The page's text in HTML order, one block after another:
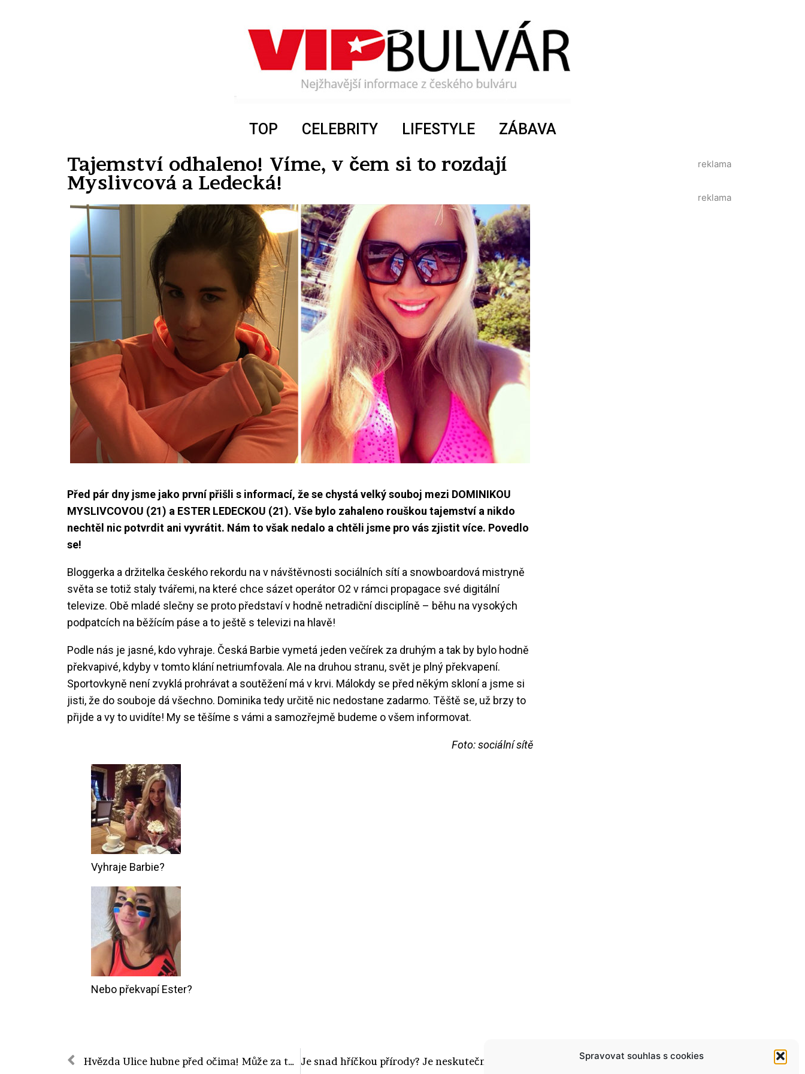
Spravovat souhlas s cookies
TOP CELEBRITY LIFESTYLE ZÁBAVA
Tajemství odhaleno! Víme, v čem si to rozdají
Myslivcová a Ledecká!
Před pár dny jsme jako první přišli s informací, že se chystá velký souboj mezi DOMINIKOU
MYSLIVCOVOU (21) a ESTER LEDECKOU (21). Vše bylo zahaleno rouškou tajemství a nikdo
nechtěl nic potvrdit ani vyvrátit. Nám to však nedalo a chtěli jsme pro vás zjistit více. Povedlo
se!
Bloggerka a držitelka českého rekordu na v návštěvnosti sociálních sítí a snowboardová mistryně
světa se totiž staly tvářemi, na které chce sázet operátor O2 v rámci propagace své digitální
televize. Obě mladé slečny se proto představí v hodně netradiční disciplíně – běhu na vysokých
podpatcích na běžícím páse a to ještě s televizi na hlavě!
Podle nás je jasné, kdo vyhraje. Česká Barbie vymetá jeden večírek za druhým a tak by bylo hodně
překvapivé, kdyby v tomto klání netriumfovala. Ale na druhou stranu, svět je plný překvapení.
Sportovkyně není zvyklá prohrávat a soutěžení má v krvi. Málokdy se před někým skloní a jsme si
jisti, že do souboje dá všechno. Dominika tedy určitě nic nedostane zadarmo. Těště se, už brzy to
přijde a vy to uvidíte! My se těšíme s vámi a samozřejmě budeme o všem informovat.
Foto: sociální sítě
Vyhraje Barbie?
Nebo překvapí Ester?
Hvězda Ulice hubne před očima! Může za to sex a pes! Co je to za kombinaci?
reklama
reklama